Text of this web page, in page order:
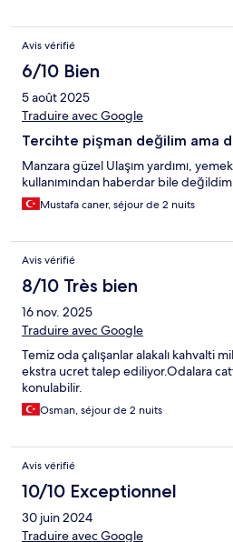
Avis vérifié
6/10 Bien
5 août 2025
Traduire avec Google
Tercihte pişman değilim ama
Manzara güzel Ulaşım yardımı,
kullanımından haberdar bile değildim
Mustafa caner, séjour de 2 nuits
Avis vérifié
8/10 Très bien
16 nov. 2025
Traduire avec Google
Temiz oda çalışanlar alakalı kahvalti
ekstra ucret talep ediliyor.Odalara
konulabilir.
Osman, séjour de 2 nuits
Avis vérifié
10/10 Exceptionnel
30 juin 2024
Traduire avec Google